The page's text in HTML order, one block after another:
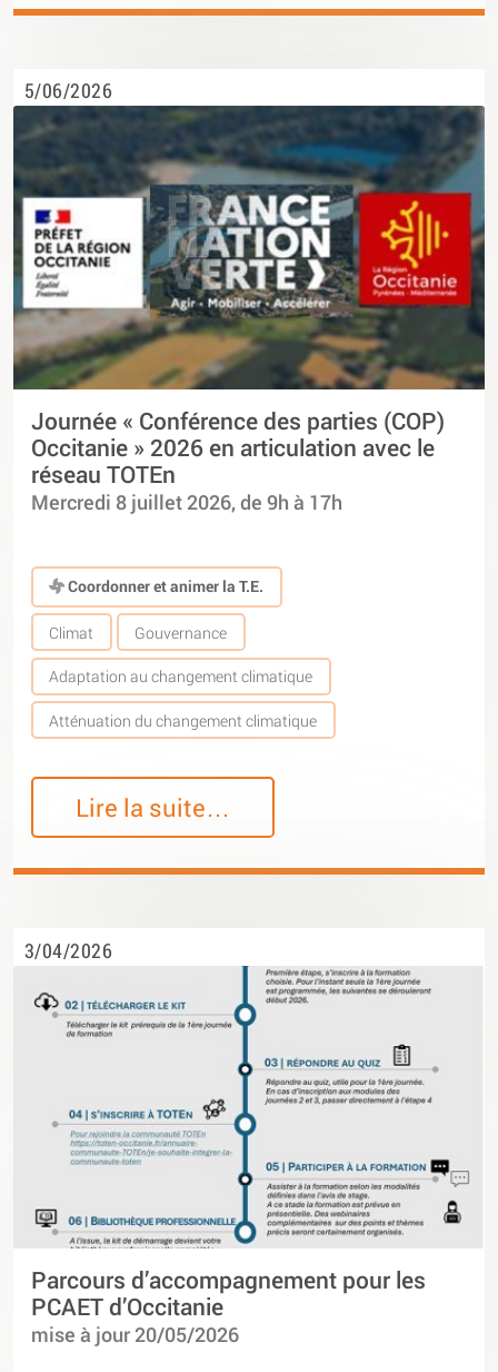
5/06/2026
Journée « Conférence des parties (COP)
Occitanie » 2026 en articulation avec le
réseau TOTEn
Mercredi 8 juillet 2026, de 9h à 17h
Coordonner et animer la T.E.
Climat Gouvernance
Adaptation au changement climatique
Atténuation du changement climatique
Lire la suite…
3/04/2026
Parcours d’accompagnement pour les
PCAET d’Occitanie
mise à jour 20/05/2026